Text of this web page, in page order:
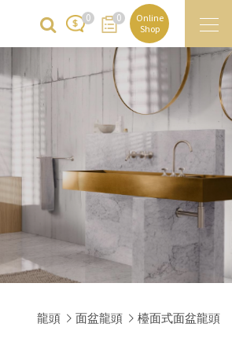
0 0
Online
Shop
龍頭 面盆龍頭 檯面式面盆龍頭